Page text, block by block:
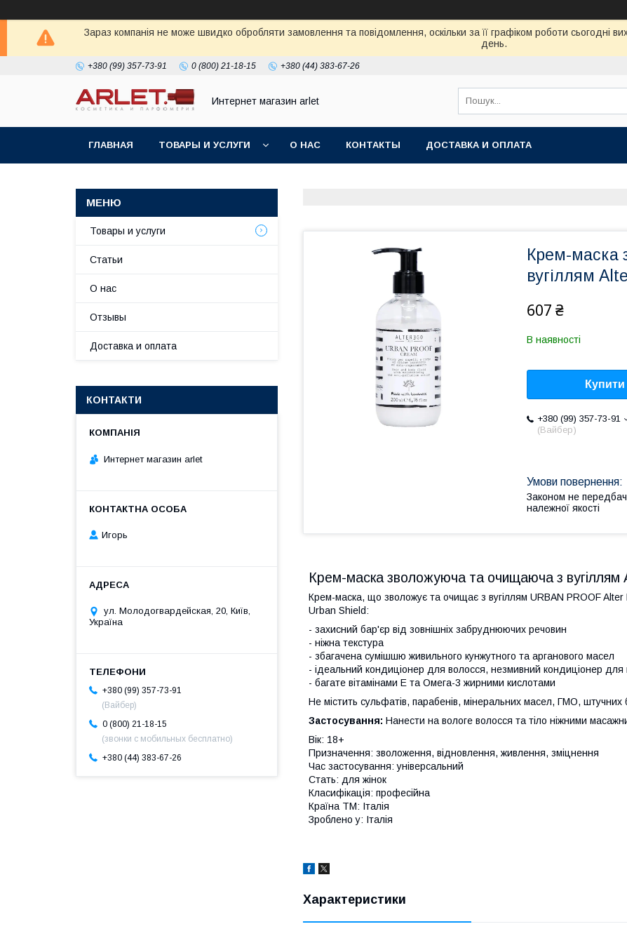
Зараз компанія не може швидко обробляти замовлення та повідомлення, оскільки за її графіком роботи сьогодні
день.
+380 (99) 357-73-91 0 (800) 21-18-15 +380 (44) 383-67-26
Интернет магазин arlet
ГЛАВНАЯ ТОВАРЫ И УСЛУГИ О НАС КОНТАКТЫ ДОСТАВКА И ОПЛАТА
Крем-маска
вугіллям
607 ₴
В наявності
Купити
+380 (99) 357-73-91
(Вайбер)
Законом не
належної якості
Крем-маска зволожуюча та очищаюча з
Крем-маска, що зволожує та очищає з вугіллям URBAN PROOF
Urban Shield:
- захисний бар'єр від зовнішніх забруднюючих речовин
- ніжна текстура
- збагачена сумішшю живильного кунжутного та арганового масел
- ідеальний кондиціонер для волосся, незмивний кондиціонер для
- багате вітамінами Е та Омега-3 жирними кислотами
Не містить сульфатів, парабенів, мінеральних масел, ГМО, штучних
Застосування: Нанести на вологе волосся та тіло ніжними
Вік: 18+
Призначення: зволоження, відновлення, живлення, зміцнення
Час застосування: універсальний
Стать: для жінок
Класифікація: професійна
Країна ТМ: Італія
Зроблено у: Італія
Характеристики
Товары и услуги
Статьи
О нас
Отзывы
Доставка и оплата
КОНТАКТИ
Интернет магазин arlet
Игорь
ул. Молодогвардейская, 20, Київ,
Україна
+380 (99) 357-73-91
(Вайбер)
0 (800) 21-18-15
(звонки с мобильных бесплатно)
+380 (44) 383-67-26